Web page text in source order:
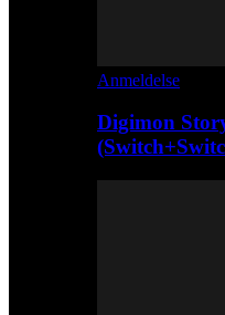
Anmeldelse
Digimon